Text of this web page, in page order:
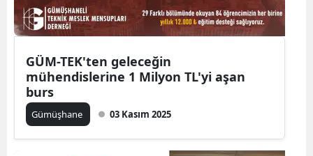
Hakkari
Isparta
İstanbul
GÜM-TEK'ten geleceğin
mühendislerine 1 Milyon TL'yi aşan
burs
Gümüşhane 03 Kasım 2025